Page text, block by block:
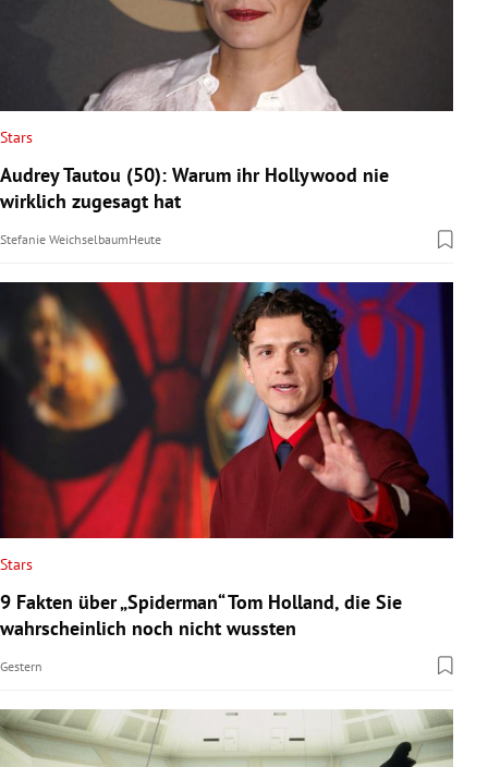
Stars
Audrey Tautou (50): Warum ihr Hollywood nie
wirklich zugesagt hat
Stefanie WeichselbaumHeute
Stars
9 Fakten über „Spiderman“ Tom Holland, die Sie
wahrscheinlich noch nicht wussten
Gestern